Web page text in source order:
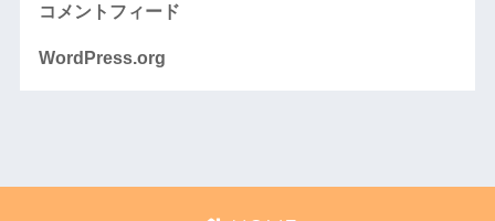
コメントフィード
WordPress.org